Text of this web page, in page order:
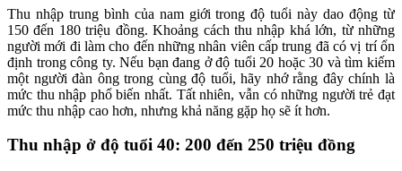
Thu nhập trung bình của nam giới trong độ tuổi này dao động từ
150 đến 180 triệu đồng. Khoảng cách thu nhập khá lớn, từ những
người mới đi làm cho đến những nhân viên cấp trung đã có vị trí ổn
định trong công ty. Nếu bạn đang ở độ tuổi 20 hoặc 30 và tìm kiếm
một người đàn ông trong cùng độ tuổi, hãy nhớ rằng đây chính là
mức thu nhập phổ biến nhất. Tất nhiên, vẫn có những người trẻ đạt
mức thu nhập cao hơn, nhưng khả năng gặp họ sẽ ít hơn.
Thu nhập ở độ tuổi 40: 200 đến 250 triệu đồng